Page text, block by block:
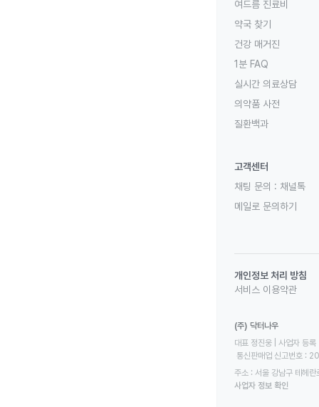
여드름 진료비
약국 찾기
건강 매거진
1분 FAQ
실시간 의료상담
의약품 사전
질환백과
고객센터
채팅 문의 : 채널톡
메일로 문의하기
개인정보 처리 방침
서비스 이용약관
(주) 닥터나우
대표 정진웅 | 사업자
통신판매업 신고번호
주소 : 서울 강남구 테헤
사업자 정보 확인